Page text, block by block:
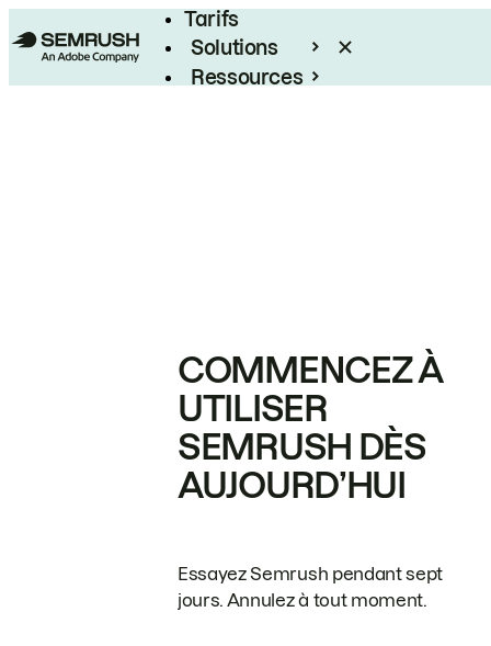
Tarifs
Solutions
Ressources
COMMENCEZ À
UTILISER
SEMRUSH DÈS
AUJOURD’HUI
Essayez Semrush pendant sept
jours. Annulez à tout moment.